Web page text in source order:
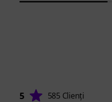
5 585 Clienți